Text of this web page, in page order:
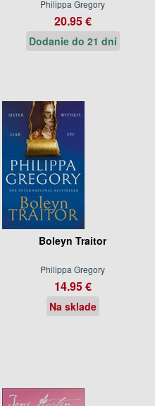
Philippa Gregory
20.95 €
Dodanie do 21 dní
Boleyn Traitor
Philippa Gregory
14.95 €
Na sklade